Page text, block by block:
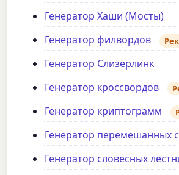
Генератор Хаши (Мосты)
Генератор филвордов
Генератор Слизерлинк
Генератор кроссвордов
Генератор криптограмм
Генератор перемешанных
Генератор словесных